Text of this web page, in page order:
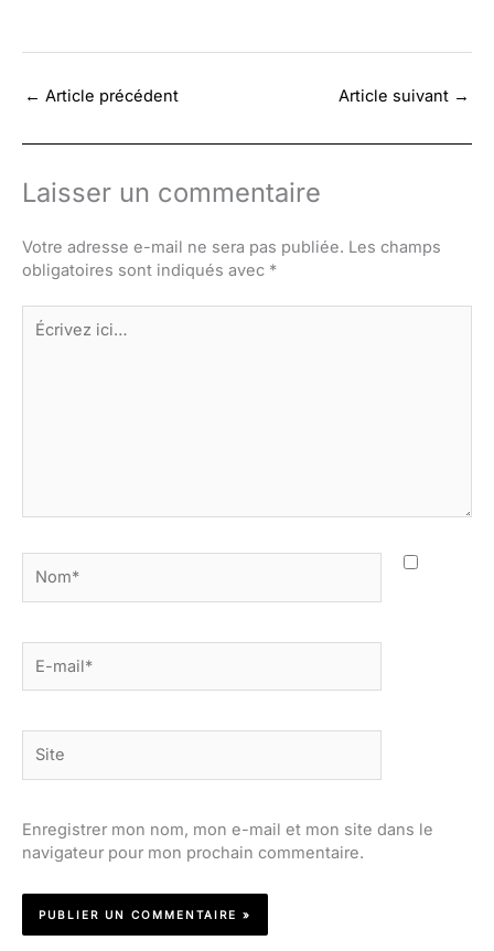
← Article précédent Article suivant →
Laisser un commentaire
Votre adresse e-mail ne sera pas publiée. Les champs
obligatoires sont indiqués avec *
Écrivez
ici…
mail*
Enregistrer mon nom, mon e-mail et mon site dans le
navigateur pour mon prochain commentaire.